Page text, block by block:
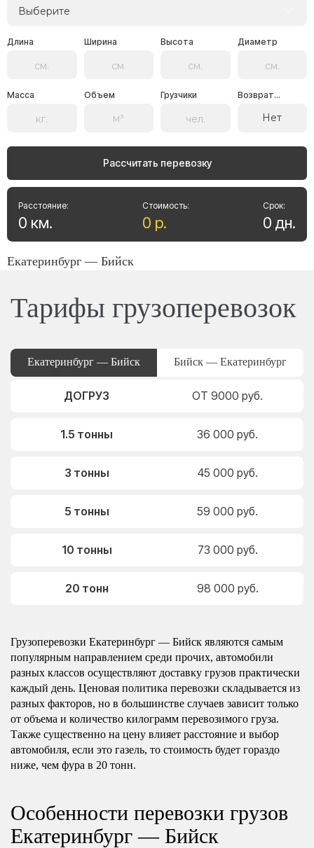
Выберите
Длина Ширина Высота Диаметр
Масса Объем Грузчики Возврат...
Нет
Рассчитать перевозку
Стоимость:
0 р.
Расстояние:
0 км.
Срок:
0 дн.
Екатеринбург — Бийск
Тарифы грузоперевозок
Екатеринбург — Бийск Бийск — Екатеринбург
ДОГРУЗ ОТ 9000 руб.
1.5 тонны 36 000 руб.
3 тонны 45 000 руб.
5 тонны 59 000 руб.
10 тонны 73 000 руб.
20 тонн 98 000 руб.
Грузоперевозки Екатеринбург — Бийск являются самым
популярным направлением среди прочих, автомобили
разных классов осуществляют доставку грузов практически
каждый день. Ценовая политика перевозки складывается из
разных факторов, но в большинстве случаев зависит только
от объема и количество килограмм перевозимого груза.
Также существенно на цену влияет расстояние и выбор
автомобиля, если это газель, то стоимость будет гораздо
ниже, чем фура в 20 тонн.
Особенности перевозки грузов
Екатеринбург — Бийск